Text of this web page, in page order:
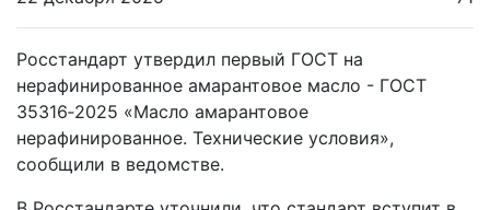
Росстандарт утвердил первый ГОСТ на
нерафинированное амарантовое масло - ГОСТ
35316‑2025 «Масло амарантовое
нерафинированное. Технические условия»,
сообщили в ведомстве.